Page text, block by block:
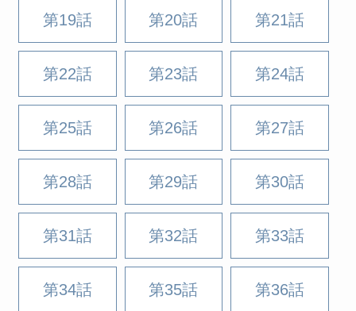
第19話 第20話 第21話
第22話 第23話 第24話
第25話 第26話 第27話
第28話 第29話 第30話
第31話 第32話 第33話
第34話 第35話 第36話